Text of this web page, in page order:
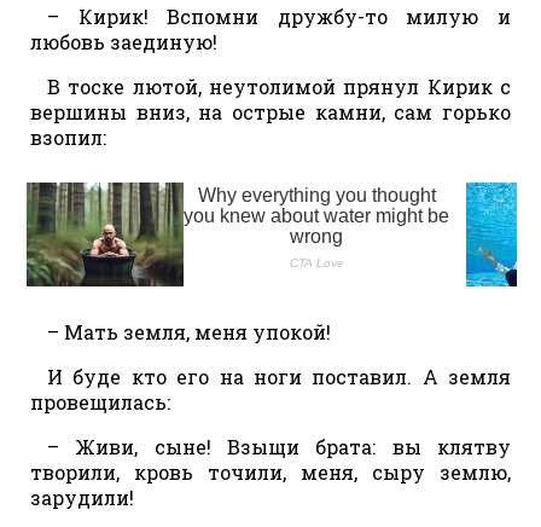
– Кирик! Вспомни дружбу-то милую и
любовь заединую!
В тоске лютой, неутолимой прянул Кирик с
вершины вниз, на острые камни, сам горько
взопил:
– Мать земля, меня упокой!
И буде кто его на ноги поставил. А земля
провещилась:
– Живи, сыне! Взыщи брата: вы клятву
творили, кровь точили, меня, сыру землю,
зарудили!